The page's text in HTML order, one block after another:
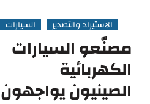
الاستيراد والتصدير السيارات
مصنّعو السيارات
الكهربائية
الصينيون يواجهون